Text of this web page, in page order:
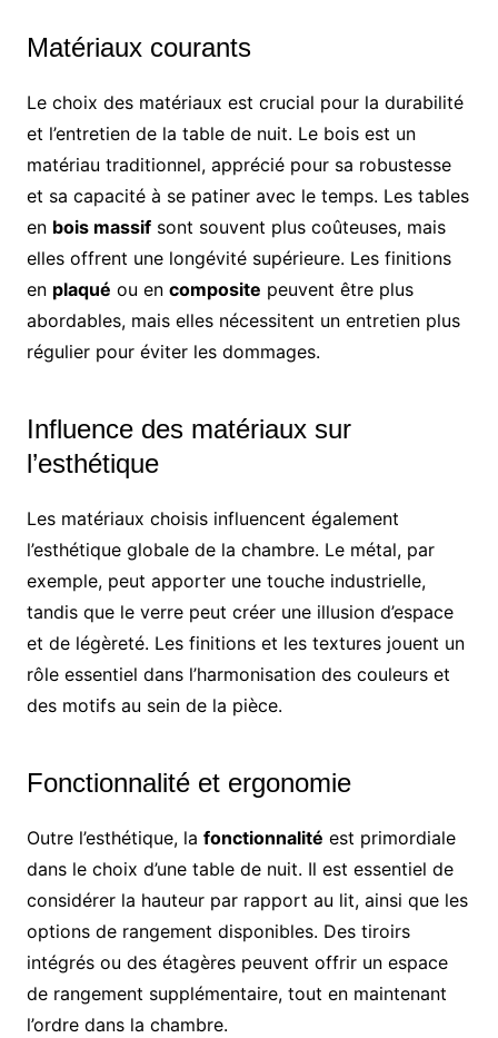
Matériaux courants
Le choix des matériaux est crucial pour la durabilité
et l’entretien de la table de nuit. Le bois est un
matériau traditionnel, apprécié pour sa robustesse
et sa capacité à se patiner avec le temps. Les tables
en bois massifsont souvent plus coûteuses, mais
elles offrent une longévité supérieure. Les finitions
en plaqué ou en composite peuvent être plus
abordables, mais elles nécessitent un entretien plus
régulier pour éviter les dommages.
Influence des matériaux sur
l’esthétique
Les matériaux choisis influencent également
l’esthétique globale de la chambre. Le métal, par
exemple, peut apporter une touche industrielle,
tandis que le verre peut créer une illusion d’espace
et de légèreté. Les finitions et les textures jouent un
rôle essentiel dans l’harmonisation des couleurs et
des motifs au sein de la pièce.
Fonctionnalité et ergonomie
Outre l’esthétique, la fonctionnalité est primordiale
dans le choix d’une table de nuit. Il est essentiel de
considérer la hauteur par rapport au lit, ainsi que les
options de rangement disponibles. Des tiroirs
intégrés ou des étagères peuvent offrir un espace
de rangement supplémentaire, tout en maintenant
l’ordre dans la chambre.